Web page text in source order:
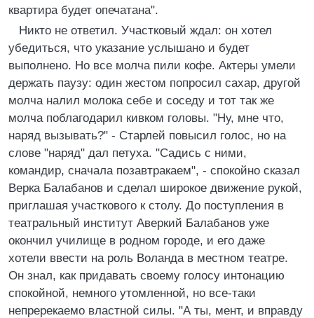
квартира будет опечатана".
Никто не ответил. Участковый ждал: он хотел
убедиться, что указание услышано и будет
выполнено. Но все молча пили кофе. Актеры умели
держать паузу: один жестом попросил сахар, другой
молча налил молока себе и соседу и тот так же
молча поблагодарил кивком головы. "Ну, мне что,
наряд вызывать?" - Старлей повысил голос, но на
слове "наряд" дал петуха. "Садись с ними,
командир, сначала позавтракаем", - спокойно сказал
Верка Балабанов и сделал широкое движение рукой,
приглашая участкового к столу. До поступления в
театральный институт Аверкий Балабанов уже
окончил училище в родном городе, и его даже
хотели ввести на роль Воланда в местном театре.
Он знал, как придавать своему голосу интонацию
спокойной, немного утомленной, но все-таки
непререкаемо властной силы. "А ты, мент, и вправду